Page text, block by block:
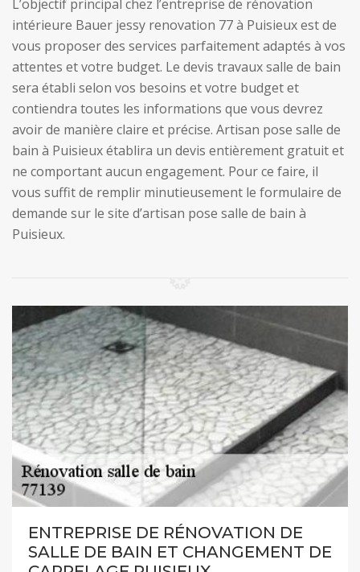
L’objectif principal chez l’entreprise de rénovation
intérieure Bauer jessy renovation 77 à Puisieux est de
vous proposer des services parfaitement adaptés à vos
attentes et votre budget. Le devis travaux salle de bain
sera établi selon vos besoins et votre budget et
contiendra toutes les informations que vous devrez
avoir de manière claire et précise. Artisan pose salle de
bain à Puisieux établira un devis entièrement gratuit et
ne comportant aucun engagement. Pour ce faire, il
vous suffit de remplir minutieusement le formulaire de
demande sur le site d’artisan pose salle de bain à
Puisieux.
ENTREPRISE DE RÉNOVATION DE
SALLE DE BAIN ET CHANGEMENT DE